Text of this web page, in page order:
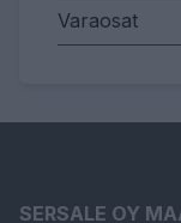
Varaosat
SERSALE OY